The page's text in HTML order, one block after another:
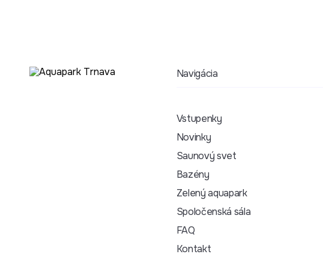
Navigácia
Vstupenky
Novinky
Saunový svet
Bazény
Zelený aquapark
Spoločenská sála
FAQ
Kontakt